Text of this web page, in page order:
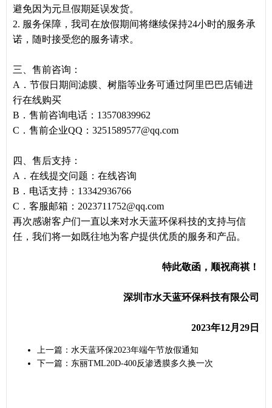
避免因为元旦假期延误发货。
2. 服务保障，我司在放假期间将继续保持24小时的服务承
诺，随时接受您的服务请求。
三、售前咨询：
A．节假日期间滤膜、树脂等业务可通过阿里巴巴店铺进
行在线购买
B．售前咨询电话：13570839962
C．售前企业QQ：3251589577@qq.com
四、售后支持：
A．在线提交问题：在线咨询
B．电话支持：13342936766
C．客服邮箱：2023711752@qq.com
再次感谢客户们一直以来对水天蓝环保科技的支持与信
任，我们将一如既往地为客户提供优质的服务和产品。
特此敬函，顺祝商祺！
深圳市水天蓝环保科技有限公司
2023年12月29日
上一篇： 水天蓝环保2023年端午节放假通知
下一篇： 东丽TML20D-400反渗透膜多久换一次